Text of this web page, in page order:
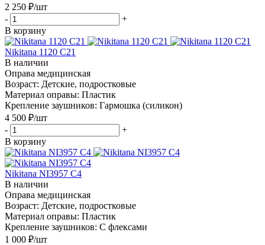
2 250 ₽/шт
-
+
В корзину
Nikitana 1120 C21
В наличии
Оправа медицинская
Возраст: Детские, подростковые
Материал оправы: Пластик
Крепление заушников: Гармошка (силикон)
4 500 ₽/шт
-
+
В корзину
Nikitana NI3957 C4
В наличии
Оправа медицинская
Возраст: Детские, подростковые
Материал оправы: Пластик
Крепление заушников: С флексами
1 000 ₽/шт